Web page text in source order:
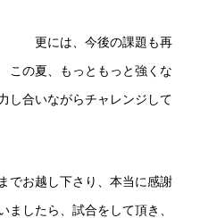
の課題も再
、もっともっと強くな
し合いながらチャレンジして
でお越し下さり、本当に感謝
ましたら、試合をして頂き、